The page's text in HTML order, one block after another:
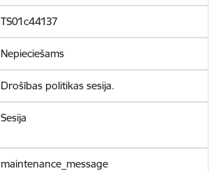
TS01c44137
Nepieciešams
Drošības politikas sesija.
Sesija
maintenance_message